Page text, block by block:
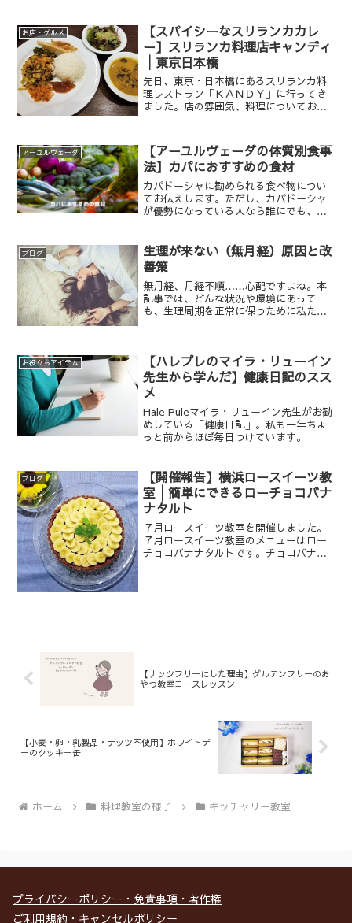
ば、このクライアントに、新しい命を生
み出す力を与えてください。杏奈は念を
込めて、シロダーラを施す。
お店・グルメ
【スパイシーなスリランカカレ
ー】スリランカ料理店キャンディ
│東京日本橋
先日、東京・日本橋にあるスリランカ料
理レストラン「ＫＡＮＤＹ」に行ってき
ました。店の雰囲気、料理についてお伝
アーユルヴェーダ
【アーユルヴェーダの体質別食事
法】カパにおすすめの食材
カパドーシャに勧められる食べ物につい
てお伝えします。ただし、カパドーシャ
が優勢になっている人なら誰にでも、い
のドーシャの悪化度を鑑み、自分に本当
に必要なものを選択しまし...
ブログ
生理が来ない（無月経）原因と改
善策
無月経、月経不順……心配ですよね。本
記事では、どんな状況や環境にあって
も、生理周期を正常に保つために私たち
お役立ちアイテム
【ハレプレのマイラ・リューイン
先生から学んだ】健康日記のスス
メ
Hale Puleマイラ・リューイン先生がお勧
めしている「健康日記」。私も一年ちょ
っと前からほぼ毎日つけています。
ブログ
【開催報告】横浜ロースイーツ教
室│簡単にできるローチョコバナ
ナタルト
７月ロースイーツ教室を開催しました。
７月ロースイーツ教室のメニューはロー
チョコバナナタルトです。チョコバナナ
【ナッツフリーにした理由】グルテンフリーのお
やつ教室コースレッスン
【小麦・卵・乳製品・ナッツ不使用】ホワイトデ
ーのクッキー缶
ホーム 料理教室の様子 キッチャリー教室
プライバシーポリシー・免責事項・著作権
ご利用規約・キャンセルポリシー